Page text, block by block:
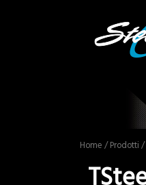
Home /Prodotti /